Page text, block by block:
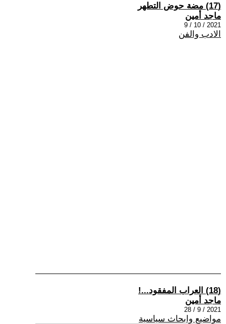
(17) مضة حوض التطهر
ماجد أمين
2021 / 10 / 9
الادب والفن
(18) العراب المفقود...!
ماجد أمين
2021 / 9 / 28
مواضيع وابحاث سياسية